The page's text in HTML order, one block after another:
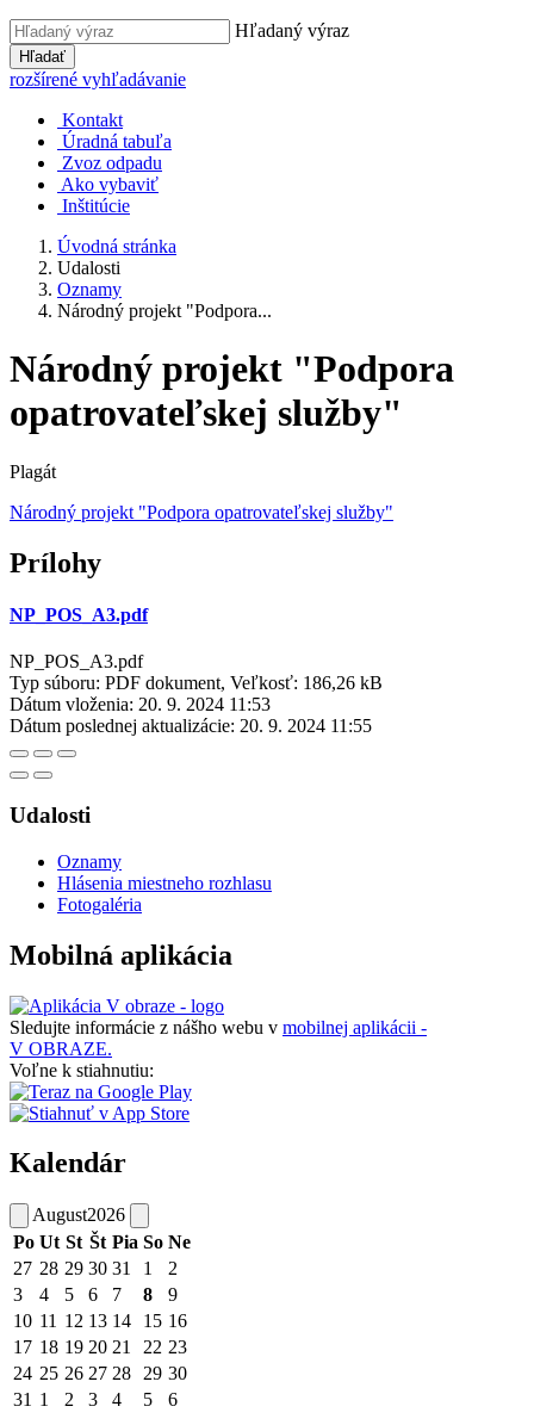
Hľadaný výraz
Hľadať
rozšírené vyhľadávanie
Kontakt
Úradná tabuľa
Zvoz odpadu
Ako vybaviť
Inštitúcie
Úvodná stránka
Udalosti
Oznamy
Národný projekt "Podpora...
Národný projekt "Podpora
opatrovateľskej služby"
Plagát
Národný projekt "Podpora opatrovateľskej služby"
Prílohy
NP_POS_A3.pdf
NP_POS_A3.pdf
Typ súboru: PDF dokument, Veľkosť: 186,26 kB
Dátum vloženia: 20. 9. 2024 11:53
Dátum poslednej aktualizácie: 20. 9. 2024 11:55
Udalosti
Oznamy
Hlásenia miestneho rozhlasu
Fotogaléria
Mobilná aplikácia
Sledujte informácie z nášho webu v mobilnej aplikácii -
V OBRAZE.
Voľne k stiahnutiu:
Kalendár
August2026
Po Ut St Št Pia So Ne
27 28 29 30 31 1
2
3
4 5 6 7 8
9
10 11 12 13 14 15 16
17 18 19 20 21 22 23
24 25 26 27 28 29 30
31 1 2 3 4 5 6